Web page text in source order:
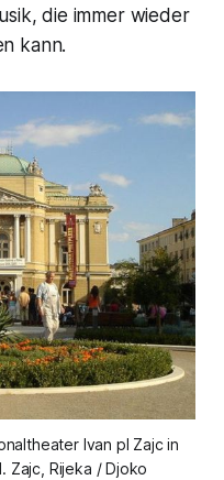
die immer wieder
kann.
Ivan pl Zajc in
Zajc, Rijeka / Djoko